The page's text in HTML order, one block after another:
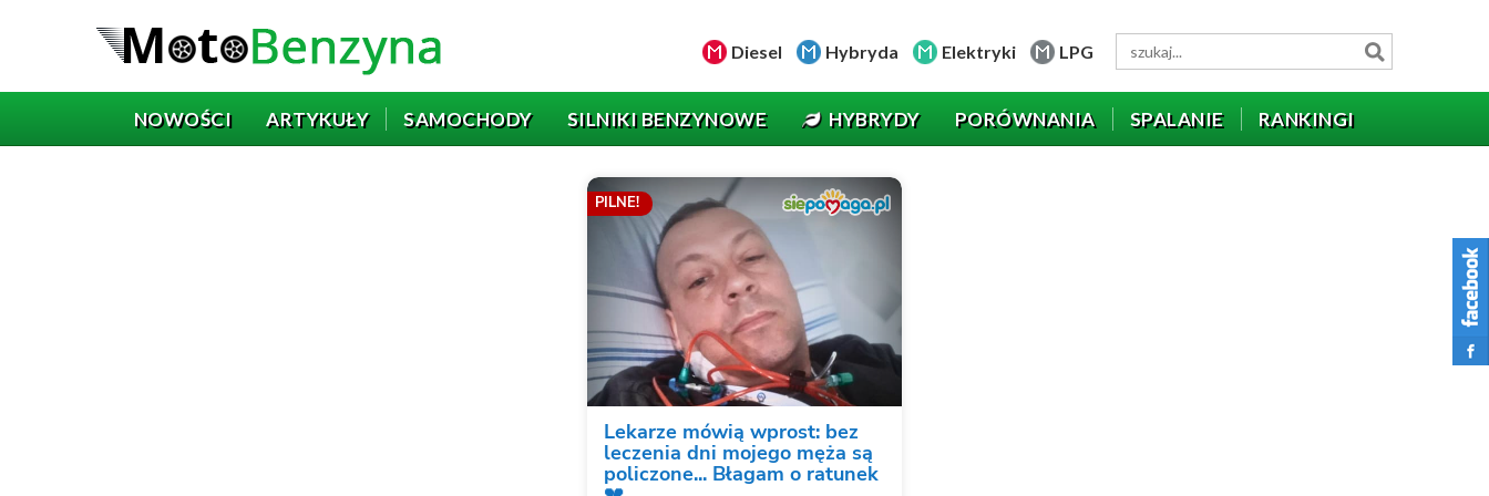
Diesel Hybryda Elektryki LPG
NOWOŚCI ARTYKUŁY SAMOCHODY SILNIKI BENZYNOWE HYBRYDY PORÓWNANIA SPALANIE RANKINGI